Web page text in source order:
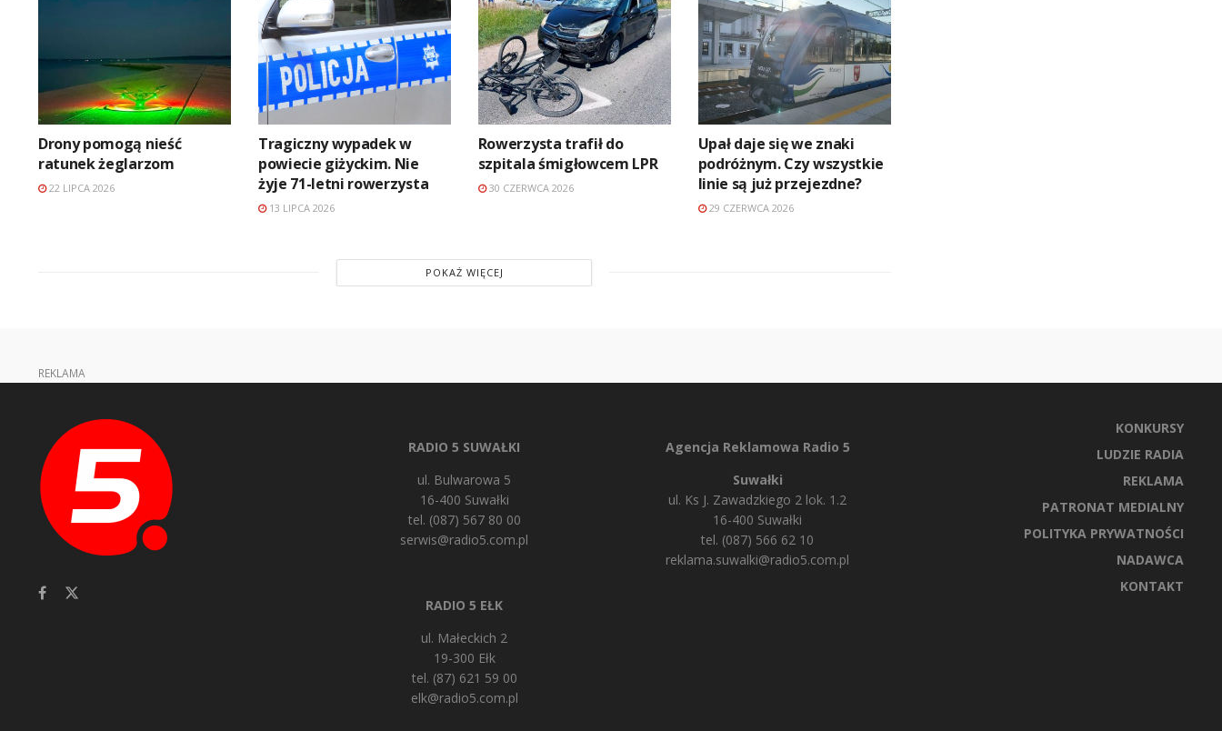
Drony pomogą nieść
ratunek żeglarzom
22 LIPCA 2026
Tragiczny wypadek w
powiecie giżyckim. Nie
żyje 71-letni rowerzysta
13 LIPCA 2026
Rowerzysta trafił do
szpitala śmigłowcem LPR
30 CZERWCA 2026
Upał daje się we znaki
podróżnym. Czy wszystkie
linie są już przejezdne?
29 CZERWCA 2026
POKAŻ WIĘCEJ
REKLAMA
RADIO 5 SUWAŁKI
ul. Bulwarowa 5
16-400 Suwałki
tel. (087) 567 80 00
serwis@radio5.com.pl
RADIO 5 EŁK
ul. Małeckich 2
19-300 Ełk
tel. (87) 621 59 00
elk@radio5.com.pl
Agencja Reklamowa Radio 5
Suwałki
ul. Ks J. Zawadzkiego 2 lok. 1.2
16-400 Suwałki
tel. (087) 566 62 10
reklama.suwalki@radio5.com.pl
KONKURSY
LUDZIE RADIA
REKLAMA
PATRONAT MEDIALNY
POLITYKA PRYWATNOŚCI
NADAWCA
KONTAKT